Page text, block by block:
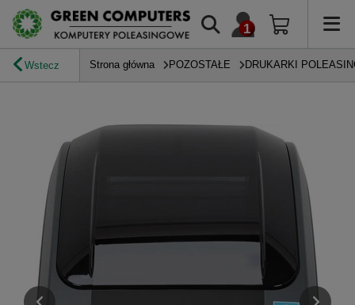
Wstecz Strona główna POZOSTAŁE DRUKARKI